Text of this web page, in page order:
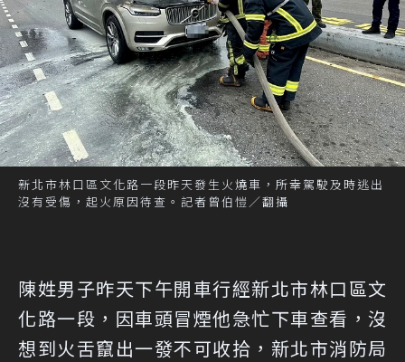
新北市林口區文化路一段昨天發生火燒車，所幸駕駛及時逃出
沒有受傷，起火原因待查。記者曾伯愷／翻攝
陳姓男子昨天下午開車行經新北市林口區文
化路一段，因車頭冒煙他急忙下車查看，沒
想到火舌竄出一發不可收拾，新北市消防局